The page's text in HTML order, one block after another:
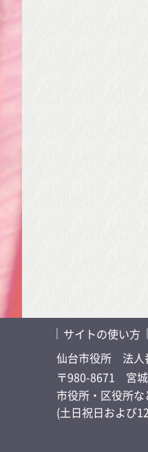
サイトの使い方
仙台市役所 法人
〒980-8671 宮城
市役所・区役所
(土日祝日および